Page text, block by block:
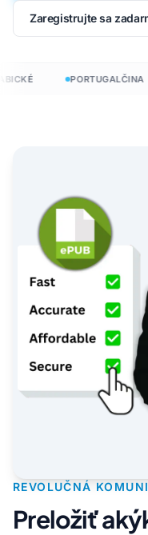
Zaregistrujte sa
PORTUGALČINA
REVOLUČNÁ
Preložiť